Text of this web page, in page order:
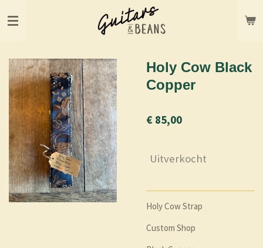
direct
hoofdinhoud
Holy Cow Black
Copper
€ 85,00
Uitverkocht
Holy Cow Strap
Custom Shop